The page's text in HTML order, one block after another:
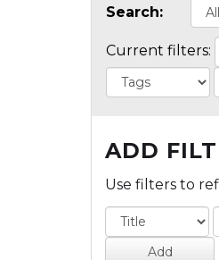
Search:
Current filters:
ADD
Use filters to